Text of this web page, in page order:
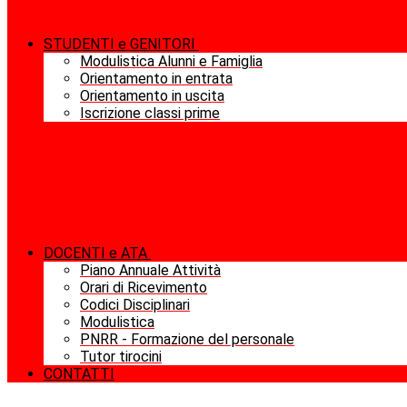
STUDENTI e GENITORI
Modulistica Alunni e Famiglia
Orientamento in entrata
Orientamento in uscita
Iscrizione classi prime
DOCENTI e ATA
Piano Annuale Attività
Orari di Ricevimento
Codici Disciplinari
Modulistica
PNRR - Formazione del personale
Tutor tirocini
CONTATTI